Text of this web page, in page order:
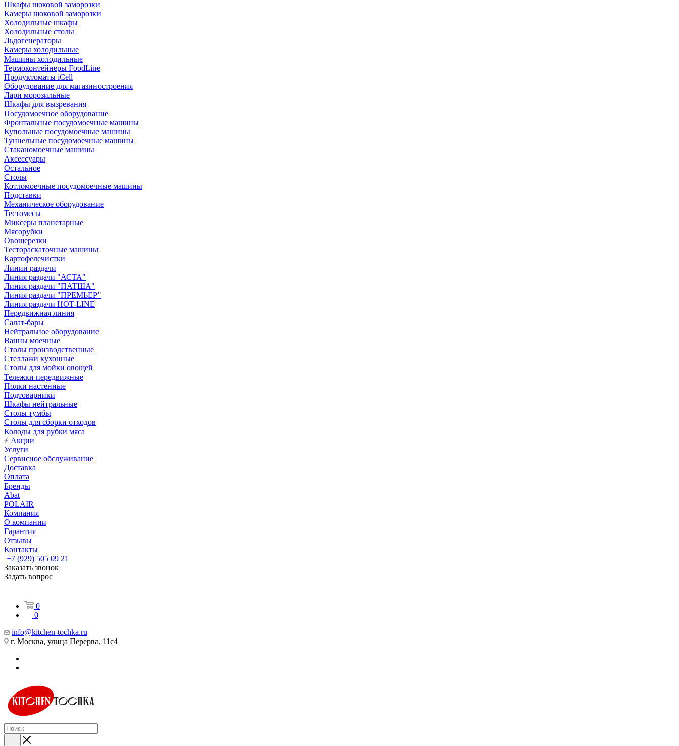
Шкафы шоковой заморозки
Камеры шоковой заморозки
Холодильные шкафы
Холодильные столы
Льдогенераторы
Камеры холодильные
Машины холодильные
Термоконтейнеры FoodLine
Продуктоматы iCell
Оборудование для магазиностроения
Лари морозильные
Шкафы для вызревания
Посудомоечное оборудование
Фронтальные посудомоечные машины
Купольные посудомоечные машины
Туннельные посудомоечные машины
Стаканомоечные машины
Аксессуары
Остальное
Столы
Котломоечные посудомоечные машины
Подставки
Механическое оборудование
Тестомесы
Миксеры планетарные
Мясорубки
Овощерезки
Тестораскаточные машины
Картофелечистки
Линии раздачи
Линия раздачи "АСТА"
Линия раздачи "ПАТША"
Линия раздачи "ПРЕМЬЕР"
Линия раздачи HOT-LINE
Передвижная линия
Салат-бары
Нейтральное оборудование
Ванны моечные
Столы производственные
Стеллажи кухонные
Столы для мойки овощей
Тележки передвижные
Полки настенные
Подтоварники
Шкафы нейтральные
Столы тумбы
Столы для сборки отходов
Колоды для рубки мяса
Акции
Услуги
Сервисное обслуживание
Доставка
Оплата
Бренды
Abat
POLAIR
Компания
О компании
Гарантия
Отзывы
Контакты
+7 (929) 505 09 21
Заказать звонок
Задать вопрос
0
0
info@kitchen-tochka.ru
г. Москва, улица Перерва, 11с4